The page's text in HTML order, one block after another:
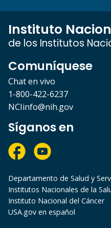
Instituto
de los Institutos
Comuníquese
Chat en vivo
1-800-422-6237
NCIinfo@nih.gov
Síganos en
Departamento de Salud y
Institutos Nacionales de la
Instituto Nacional del Cáncer
USA.gov en español